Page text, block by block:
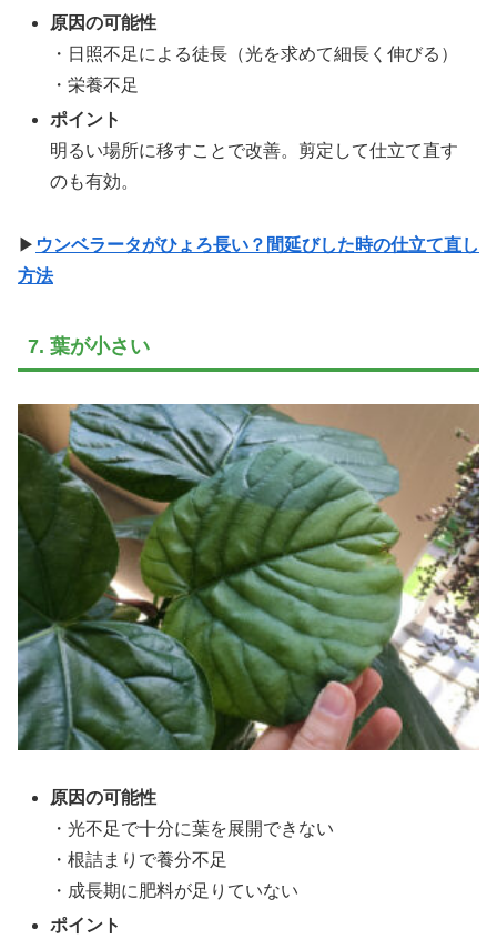
原因の可能性
・日照不足による徒長（光を求めて細長く伸びる）
・栄養不足
ポイント
明るい場所に移すことで改善。剪定して仕立て直す
のも有効。
▶ ウンベラータがひょろ長い？間延びした時の仕立て直し
方法
7. 葉が小さい
原因の可能性
・光不足で十分に葉を展開できない
・根詰まりで養分不足
・成長期に肥料が足りていない
ポイント